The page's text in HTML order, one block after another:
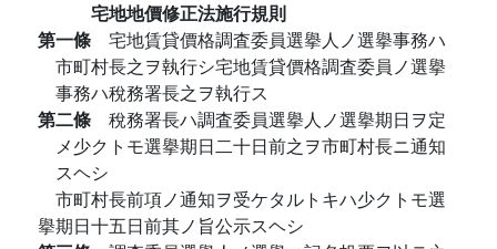
宅地地價修正法施行規則
第一條 宅地賃貸價格調査委員選擧人ノ選擧事務ハ
市町村長之ヲ執行シ宅地賃貸價格調査委員ノ選擧
事務ハ稅務署長之ヲ執行ス
第二條 稅務署長ハ調査委員選擧人ノ選擧期日ヲ定
メ少クトモ選擧期日二十日前之ヲ市町村長ニ通知
スヘシ
市町村長前項ノ通知ヲ受ケタルトキハ少クトモ選
擧期日十五日前其ノ旨公示スヘシ